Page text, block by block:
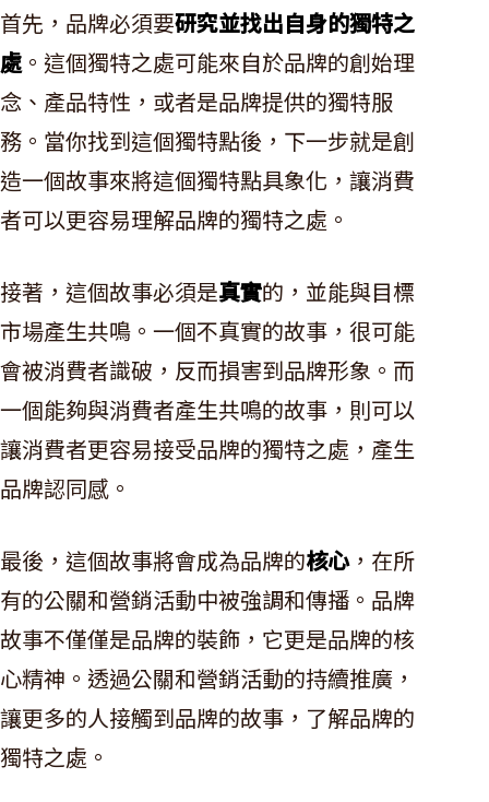
首先，品牌必須要研究並找出自身的獨特之
處 。這個獨特之處可能來自於品牌的創始理
念、產品特性，或者是品牌提供的獨特服
務。當你找到這個獨特點後，下一步就是創
造一個故事來將這個獨特點具象化，讓消費
者可以更容易理解品牌的獨特之處。
接著，這個故事必須是真實的，並能與目標
市場產生共鳴。一個不真實的故事，很可能
會被消費者識破，反而損害到品牌形象。而
一個能夠與消費者產生共鳴的故事，則可以
讓消費者更容易接受品牌的獨特之處，產生
品牌認同感。
最後，這個故事將會成為品牌的核心，在所
有的公關和營銷活動中被強調和傳播。品牌
故事不僅僅是品牌的裝飾，它更是品牌的核
心精神。透過公關和營銷活動的持續推廣，
讓更多的人接觸到品牌的故事，了解品牌的
獨特之處。